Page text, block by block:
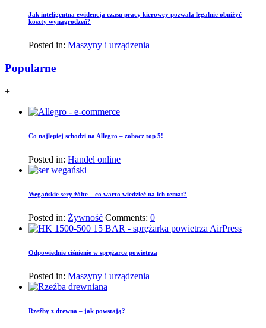
Jak inteligentna ewidencja czasu pracy kierowcy pozwala legalnie obniżyć
koszty wynagrodzeń?
Posted in: Maszyny i urządzenia
Popularne
+
Co najlepiej schodzi na Allegro – zobacz top 5!
Posted in: Handel online
Wegańskie sery żółte – co warto wiedzieć na ich temat?
Posted in: Żywność Comments: 0
Odpowiednie ciśnienie w sprężarce powietrza
Posted in: Maszyny i urządzenia
Rzeźby z drewna – jak powstają?